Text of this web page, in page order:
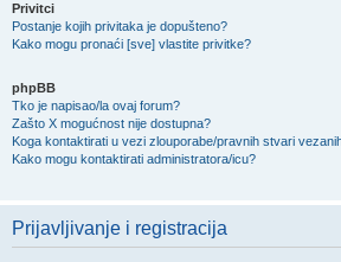
Privitci
Postanje kojih privitaka je dopušteno?
Kako mogu pronaći [sve] vlastite privitke?
phpBB
Tko je napisao/la ovaj forum?
Zašto X mogućnost nije dostupna?
Koga kontaktirati u vezi zlouporabe/pravnih stvari
Kako mogu kontaktirati administratora/icu?
Prijavljivanje i registracija